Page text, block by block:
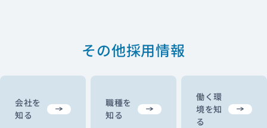
その他採用情報
会社を
知る
職種を
知る
働く環
境を知
る